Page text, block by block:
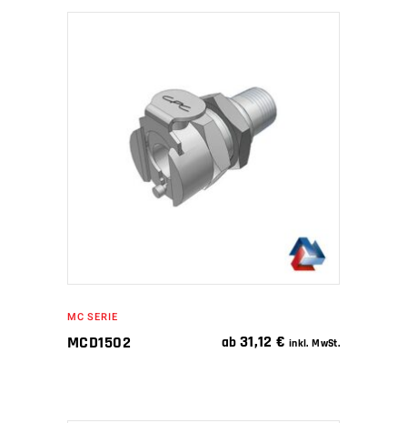
IN DEN WARENKORB
MC SERIE
MCD1502 ab 31,12€ inkl. MwSt.